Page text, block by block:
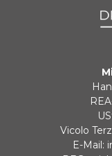
Vicolo
E-Mail: